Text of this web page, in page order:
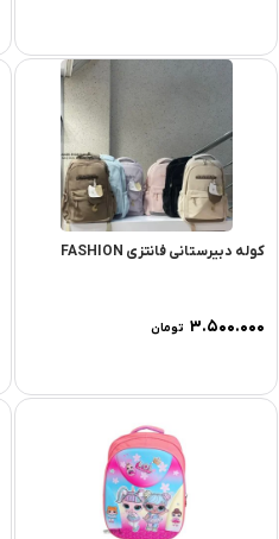
کوله دبیرستانی فانتزی FASHION
۳.۵۰۰.۰۰۰ تومان